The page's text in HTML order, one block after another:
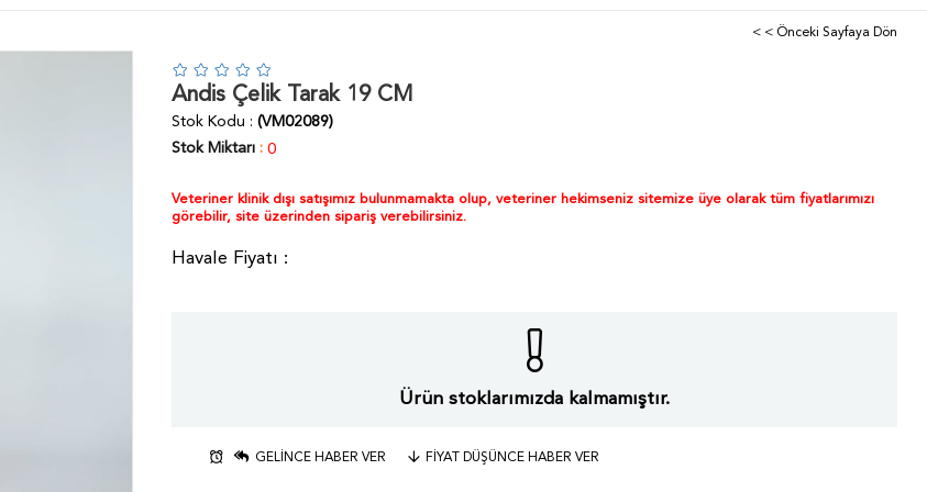
< < Önceki Sayfaya Dön
Andis Çelik Tarak 19 CM
Stok Kodu
(VM02089)
Stok Miktarı : 0
Veteriner klinik dışı satışımız bulunmamakta olup, veteriner hekimseniz sitemize üye olarak tüm fiyatlarımızı
görebilir, site üzerinden sipariş verebilirsiniz.
Ürün stoklarımızda kalmamıştır.
GELINCE HABER VER FIYAT DÜŞÜNCE HABER VER